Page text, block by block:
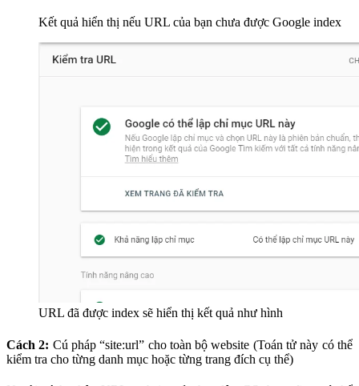
Kết quả hiển thị nếu URL của bạn chưa được Google index
URL đã được index sẽ hiển thị kết quả như hình
Cách 2: Cú pháp “site:url” cho toàn bộ website (Toán tử này có thể
kiểm tra cho từng danh mục hoặc từng trang đích cụ thể)